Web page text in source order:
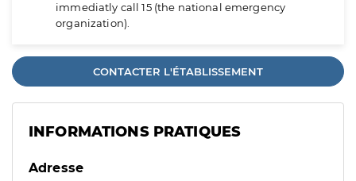
immediatly call 15 (the national emergency
organization).
CONTACTER L'ÉTABLISSEMENT
INFORMATIONS PRATIQUES
Adresse